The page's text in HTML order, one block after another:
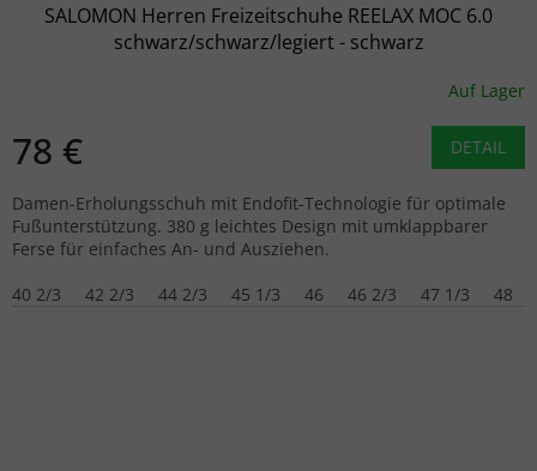
SALOMON Herren Freizeitschuhe REELAX MOC 6.0
schwarz/schwarz/legiert - schwarz
Auf Lager
78 € DETAIL
Damen-Erholungsschuh mit Endofit-Technologie für optimale
Fußunterstützung. 380 g leichtes Design mit umklappbarer
Ferse für einfaches An- und Ausziehen.
40 2/3
42 2/3 44 2/3 45 1/3 46 46 2/3 47 1/3 48